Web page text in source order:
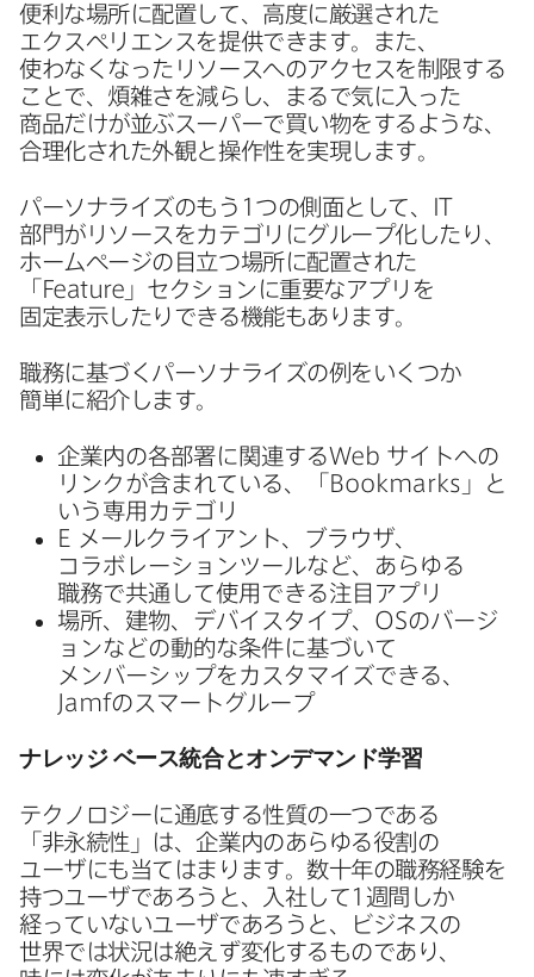
便利な​場所に​配置して、​高度に​厳選された​
エクスペリエンスを​提供できます。​また、​
使わなくなった​リソースへの​アクセスを​制限する​
ことで、​煩雑さを​減らし、​まるで​気に入った​
商品だけが​並ぶスーパーで​買い物を​するような、​
合理化された​外観と​操作性を​実現します。
パーソナライズの​もう 1 つの​側面と​して、
IT
部門が​リソースを​カテゴリに​グループ化したり、​
ホームページの​目立つ場所に​配置された​
「 Feature 」セクションに​重要な​アプリを​
固定表示したりできる​機能も​あります。
職務に​基づく​パーソナライズの​例を​いく​つか​
簡単に​紹介します。
企業内の​各部署に​関連するWeb サイトへの​
リンクが​含まれている、​「 Bookmarks 」と​
いう​専用カテゴリ
E メールクライアント、​ブラウザ、​
コラボレーションツールなど、​あらゆる​
職務で​共通して​使用できる​注目アプリ
場所、​建物、​デバイスタイプ、 OSの​バージ​
ョンなどの​動的な​条件に​基づいて​
メンバーシップを​カスタマイズできる、
Jamfの​スマートグループ
ナレッジベース統合と​オンデマンド学習
テクノロジーに​通底する​性質の​一つである​
「非永続性」は、​企業内の​あらゆる​役割の​
ユーザにも​当てはまります。​数十年の​職務経験を​
持つユーザであろうと、​入社して 1 週間しか​
経っていない​ユーザであろうと、​ビジネスの​
世界では​状況は​絶えず変化する​ものであり、​